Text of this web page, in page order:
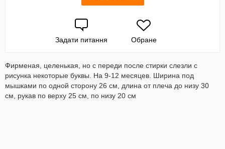
Задати питання Обране
Фирменая, целенькая, но с переди после стирки слезли с
рисунка некоторые буквы. На 9-12 месяцев. Ширина под
мышками по одной сторону 26 см, длина от плеча до низу 30
см, рукав по верху 25 см, по низу 20 см